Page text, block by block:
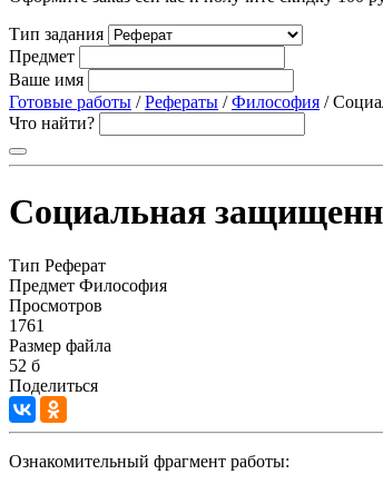
Тип задания
Предмет
Ваше имя
Готовые работы /Рефераты /Философия /
Что найти?
Социальная
Тип Реферат
Предмет Философия
Просмотров
1761
Размер файла
52 б
Поделиться
Ознакомительный фрагмент работы: